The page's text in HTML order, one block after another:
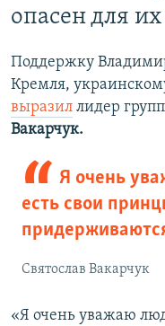
опасен для
Поддержку
Кремля,
выразил лидер
Вакарчук.
Я очень
есть свои
Святослав Вакарчук
«Я очень уважаю